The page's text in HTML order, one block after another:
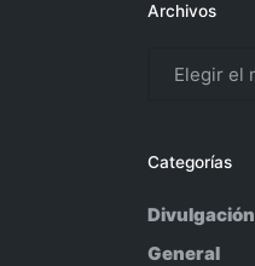
Archivos
Categorías
Divulgación
General